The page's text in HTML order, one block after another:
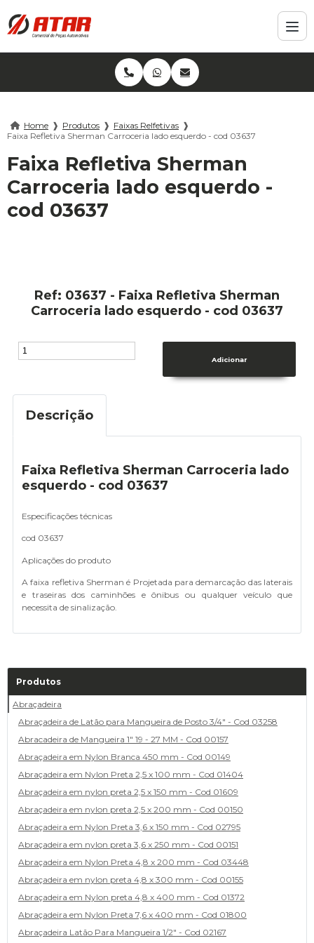
Home ❱ Produtos ❱ Faixas Relfetivas ❱
Faixa Refletiva Sherman Carroceria lado esquerdo - cod 03637
Faixa Refletiva Sherman
Carroceria lado esquerdo -
cod 03637
Ref: 03637 - Faixa Refletiva Sherman
Carroceria lado esquerdo - cod 03637
Descrição
Faixa Refletiva Sherman Carroceria lado
esquerdo - cod 03637
Especificações técnicas
cod 03637
Aplicações do produto
A faixa refletiva Sherman é Projetada para demarcação das laterais
e traseiras dos caminhões e ônibus ou qualquer veículo que
necessita de sinalização.
Produtos
Abraçadeira
Abraçadeira de Latão para Mangueira de Posto 3/4" - Cod 03258
Abracadeira de Mangueira 1" 19 - 27 MM - Cod 00157
Abraçadeira em Nylon Branca 450 mm - Cod 00149
Abraçadeira em Nylon Preta 2,5 x 100 mm - Cod 01404
Abraçadeira em nylon preta 2,5 x 150 mm - Cod 01609
Abraçadeira em nylon preta 2,5 x 200 mm - Cod 00150
Abraçadeira em Nylon Preta 3,6 x 150 mm - Cod 02795
Abraçadeira em nylon preta 3,6 x 250 mm - Cod 00151
Abraçadeira em Nylon Preta 4,8 x 200 mm - Cod 03448
Abraçadeira em nylon preta 4,8 x 300 mm - Cod 00155
Abraçadeira em Nylon preta 4,8 x 400 mm - Cod 01372
Abraçadeira em Nylon Preta 7,6 x 400 mm - Cod 01800
Abraçadeira Latão Para Mangueira 1/2" - Cod 02167